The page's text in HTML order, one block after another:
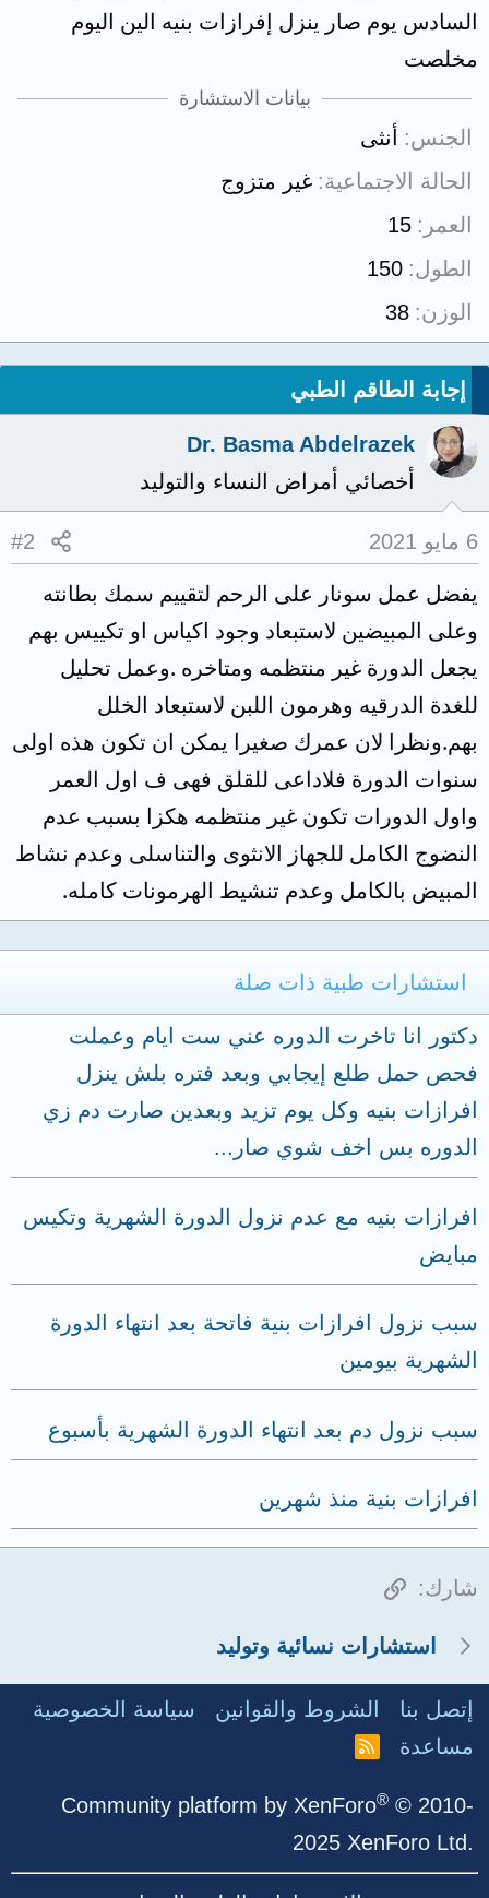
السادس يوم صار ينزل إفرازات بنيه الين اليوم
مخلصت
بيانات الاستشارة
الجنس
أنثى
الحالة الاجتماعية غير متزوج
العمر
15
الطول 150
الوزن 38
إجابة الطاقم الطبي
Dr. Basma Abdelrazek
أخصائي أمراض النساء والتوليد
6 مايو 2021 #2
يفضل عمل سونار على الرحم لتقييم سمك بطانته
وعلى المبيضين لاستبعاد وجود اكياس او تكييس بهم
يجعل الدورة غير منتظمه ومتاخره .وعمل تحليل
للغدة الدرقيه وهرمون اللبن لاستبعاد الخلل
بهم.ونظرا لان عمرك صغيرا يمكن ان تكون هذه اولى
سنوات الدورة فلاداعى للقلق فهى ف اول العمر
واول الدورات تكون غير منتظمه هكزا بسبب عدم
النضوج الكامل للجهاز الانثوى والتناسلى وعدم نشاط
المبيض بالكامل وعدم تنشيط الهرمونات كامله.
استشارات طبية ذات صلة
دكتور انا تاخرت الدوره عني ست ايام وعملت
فحص حمل طلع إيجابي وبعد فتره بلش ينزل
افرازات بنيه وكل يوم تزيد وبعدين صارت دم زي
الدوره بس اخف شوي صار...
افرازات بنيه مع عدم نزول الدورة الشهرية وتكيس
مبايض
سبب نزول افرازات بنية فاتحة بعد انتهاء الدورة
الشهرية بيومين
سبب نزول دم بعد انتهاء الدورة الشهرية بأسبوع
افرازات بنية منذ شهرين
شارك: الرابط
استشارات نسائية وتوليد
إتصل بنا الشروط والقوانين
سياسة الخصوصية
مساعدة
R
Community platform by XenForo® © 2010-
2025 XenForo Ltd.